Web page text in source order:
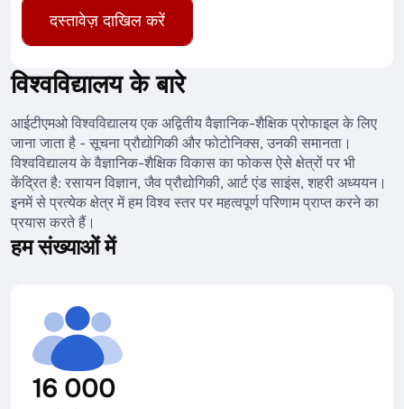
दस्तावेज़ दाखिल करें
विश्वविद्यालय के बारे
आईटीएमओ विश्वविद्यालय एक अद्वितीय वैज्ञानिक-शैक्षिक प्रोफाइल के लिए
जाना जाता है - सूचना प्रौद्योगिकी और फोटोनिक्स, उनकी समानता।
विश्वविद्यालय के वैज्ञानिक-शैक्षिक विकास का फोकस ऐसे क्षेत्रों पर भी
केंद्रित है: रसायन विज्ञान, जैव प्रौद्योगिकी, आर्ट एंड साइंस, शहरी अध्ययन।
इनमें से प्रत्येक क्षेत्र में हम विश्व स्तर पर महत्वपूर्ण परिणाम प्राप्त करने का
प्रयास करते हैं।
हम संख्याओं में
16 000